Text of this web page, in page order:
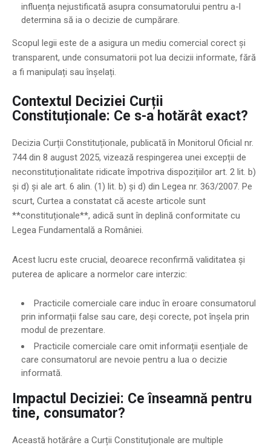
influența nejustificată asupra consumatorului pentru a-l
determina să ia o decizie de cumpărare.
Scopul legii este de a asigura un mediu comercial corect și
transparent, unde consumatorii pot lua decizii informate, fără
a fi manipulați sau înșelați.
Contextul Deciziei Curții
Constituționale: Ce s-a hotărât exact?
Decizia Curții Constituționale, publicată în Monitorul Oficial nr.
744 din 8 august 2025, vizează respingerea unei excepții de
neconstituționalitate ridicate împotriva dispozițiilor art. 2 lit. b)
și d) și ale art. 6 alin. (1) lit. b) și d) din Legea nr. 363/2007. Pe
scurt, Curtea a constatat că aceste articole sunt
**constituționale**, adică sunt în deplină conformitate cu
Legea Fundamentală a României.
Acest lucru este crucial, deoarece reconfirmă validitatea și
puterea de aplicare a normelor care interzic:
Practicile comerciale care induc în eroare consumatorul
prin informații false sau care, deși corecte, pot înșela prin
modul de prezentare.
Practicile comerciale care omit informații esențiale de
care consumatorul are nevoie pentru a lua o decizie
informată.
Impactul Deciziei: Ce înseamnă pentru
tine, consumator?
Această hotărâre a Curții Constituționale are multiple